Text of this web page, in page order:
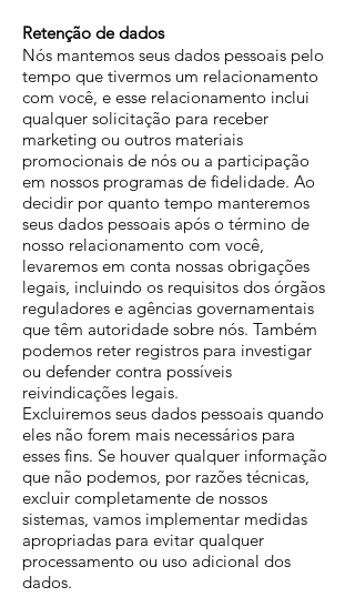
Retenção de dados
Nós mantemos seus dados pessoais pelo
tempo que tivermos um relacionamento
com você, e esse relacionamento inclui
qualquer solicitação para receber
marketing ou outros materiais
promocionais de nós ou a participação
em nossos programas de fidelidade. Ao
decidir por quanto tempo manteremos
seus dados pessoais após o término de
nosso relacionamento com você,
levaremos em conta nossas obrigações
legais, incluindo os requisitos dos órgãos
reguladores e agências governamentais
que têm autoridade sobre nós. Também
podemos reter registros para investigar
ou defender contra possíveis
reivindicações legais.
Excluiremos seus dados pessoais quando
eles não forem mais necessários para
esses fins. Se houver qualquer informação
que não podemos, por razões técnicas,
excluir completamente de nossos
sistemas, vamos implementar medidas
apropriadas para evitar qualquer
processamento ou uso adicional dos
dados.